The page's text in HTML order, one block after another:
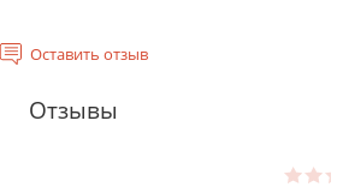
Оставить отзыв
Отзывы